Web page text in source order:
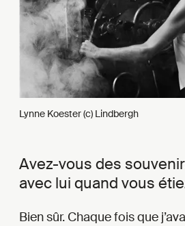
Lynne Koester (c) Lindbergh
Avez-vous des
avec lui quand vous
Bien sûr. Chaque fois que